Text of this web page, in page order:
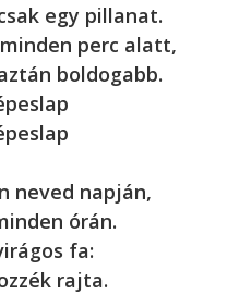
egy pillanat.
perc alatt,
boldogabb.
neved napján,
órán.
fa:
rajta.